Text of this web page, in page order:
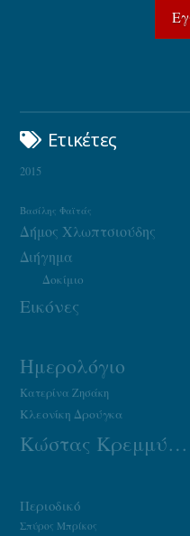
Ετικέτες
2015
Βασίλης Φαϊτάς
Δήμος Χλωπτσιούδης
Διήγημα
Δοκίμιο
Εικόνες
Ημερολόγιο
Κατερίνα Ζησάκη
Κλεονίκη Δρούγκα
Κώστας Κρεμμύδας
Περιοδικό
Σπύρος Μπρίκος